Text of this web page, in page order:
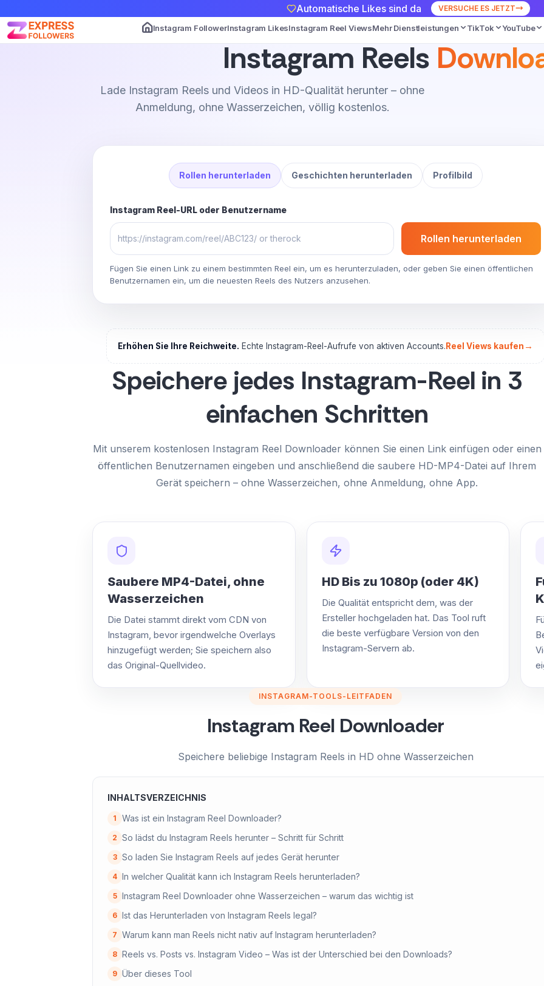
Automatische Likes sind da VERSUCHE ES JETZT
Instagram FollowerInstagram LikesInstagram Reel ViewsMehr Dienstleistungen TikTok YouTube
Instagram Reels
Lade Instagram Reels und Videos in HD-Qualität herunter – ohne
Anmeldung, ohne Wasserzeichen, völlig kostenlos.
Rollen herunterladen Geschichten herunterladen Profilbild
Instagram Reel-URL oder Benutzername
Rollen herunterladen
Fügen Sie einen Link zu einem bestimmten Reel ein, um es herunterzuladen, oder geben Sie einen öffentlichen
Benutzernamen ein, um die neuesten Reels des Nutzers anzusehen.
Erhöhen Sie Ihre Reichweite. Echte Instagram-Reel-Aufrufe von aktiven Accounts. Reel Views kaufen →
Speichere jedes Instagram-Reel in 3
einfachen Schritten
Mit unserem kostenlosen Instagram Reel Downloader können Sie einen Link einfügen oder einen
öffentlichen Benutzernamen eingeben und anschließend die saubere HD-MP4-Datei auf Ihrem
Gerät speichern – ohne Wasserzeichen, ohne Anmeldung, ohne App.
Saubere MP4-Datei, ohne
Wasserzeichen
Die Datei stammt direkt vom CDN von
Instagram, bevor irgendwelche Overlays
hinzugefügt werden; Sie speichern also
das Original-Quellvideo.
HD Bis zu 1080p (oder 4K)
Die Qualität entspricht dem, was der
Ersteller hochgeladen hat. Das Tool ruft
die beste verfügbare Version von den
Instagram-Servern ab.
INSTAGRAM-TOOLS-LEITFADEN
Instagram Reel Downloader
Speichere beliebige Instagram Reels in HD ohne Wasserzeichen
INHALTSVERZEICHNIS
1 Was ist ein Instagram Reel Downloader?
2 So lädst du Instagram Reels herunter – Schritt für Schritt
3 So laden Sie Instagram Reels auf jedes Gerät herunter
4 In welcher Qualität kann ich Instagram Reels herunterladen?
5 Instagram Reel Downloader ohne Wasserzeichen – warum das wichtig ist
6 Ist das Herunterladen von Instagram Reels legal?
7 Warum kann man Reels nicht nativ auf Instagram herunterladen?
8 Reels vs. Posts vs. Instagram Video – Was ist der Unterschied bei den Downloads?
9 Über dieses Tool